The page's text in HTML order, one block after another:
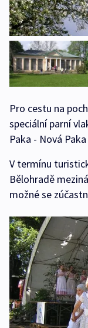
Pro cestu na
speciální parní
Paka - Nová
V termínu
Bělohradě
možné se